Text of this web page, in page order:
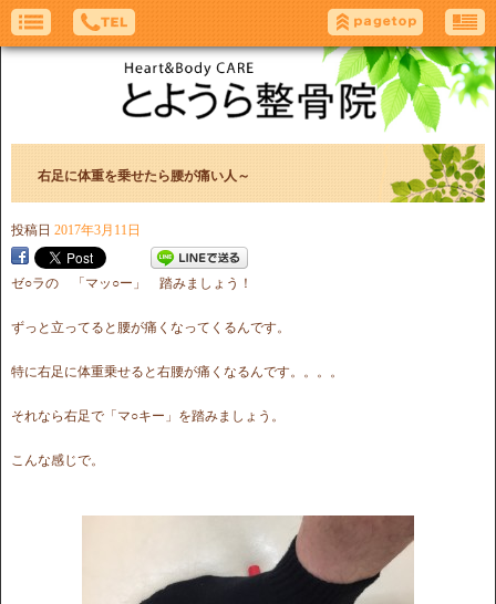
右足に体重を乗せたら腰が痛い人～
投稿日 2017年3月11日
ゼ○ラの 「マッ○ー」 踏みましょう！
ずっと立ってると腰が痛くなってくるんです。
特に右足に体重乗せると右腰が痛くなるんです。。。。
それなら右足で「マ○キー」を踏みましょう。
こんな感じで。